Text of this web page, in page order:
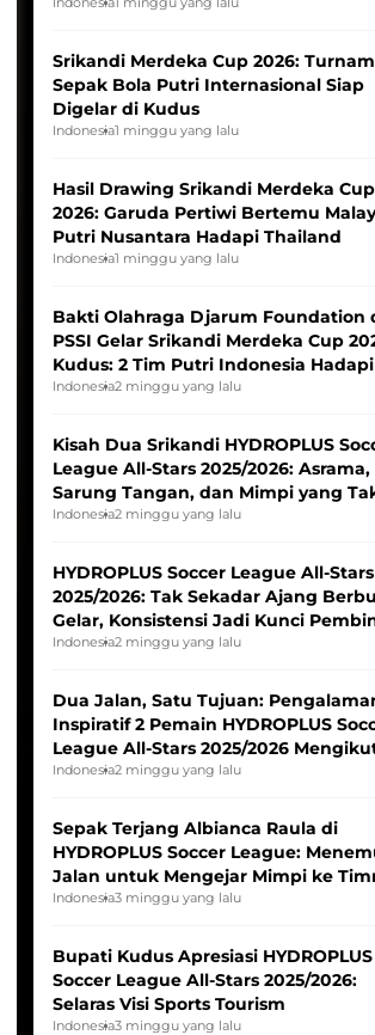
League
Srikandi Merdeka Cup 2026:
Sepak Bola Putri Internasional Siap
Digelar di Kudus
Indonesia1 minggu yang lalu
Hasil Drawing Srikandi Merdeka Cup
2026: Garuda Pertiwi Bertemu
Putri Nusantara Hadapi Thailand
Indonesia1 minggu yang lalu
Bakti Olahraga Djarum Foundation
PSSI Gelar Srikandi Merdeka Cup
Kudus: 2 Tim Putri Indonesia
Tim Asia
Indonesia2 minggu yang lalu
Kisah Dua Srikandi HYDROPLUS
League All-Stars 2025/2026: Asrama,
Sarung Tangan, dan Mimpi yang
Pernah Padam
Indonesia2 minggu yang lalu
HYDROPLUS Soccer League All-Stars
2025/2026: Tak Sekadar Ajang
Gelar, Konsistensi Jadi Kunci
Indonesia2 minggu yang lalu
Dua Jalan, Satu Tujuan:
Inspiratif 2 Pemain HYDROPLUS
League All-Stars 2025/2026
Seleksi Timnas Indonesia Putri
Indonesia2 minggu yang lalu
Sepak Terjang Albianca Raula di
HYDROPLUS Soccer League:
Jalan untuk Mengejar Mimpi ke
Indonesia Putri
Indonesia3 minggu yang lalu
Bupati Kudus Apresiasi HYDROPLUS
Soccer League All-Stars 2025/2026:
Selaras Visi Sports Tourism
Indonesia3 minggu yang lalu